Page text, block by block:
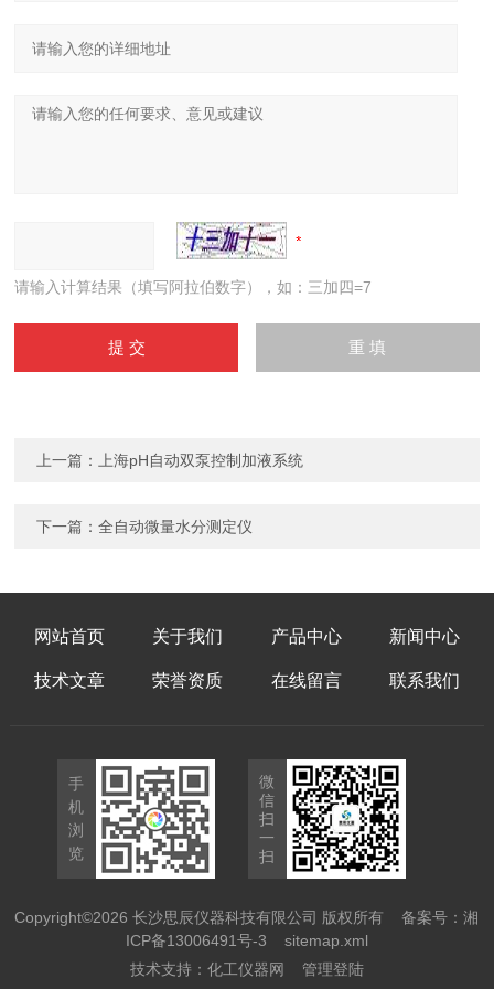
请输入计算结果（填写阿拉伯数字），如：三加四=7
上一篇： 上海pH自动双泵控制加液系统
下一篇：全自动微量水分测定仪
网站首页 关于我们 产品中心 新闻中心
技术文章 荣誉资质 在线留言 联系我们
手
机
浏
览
微
信
扫
一
扫
Copyright©2026 长沙思辰仪器科技有限公司 版权所有备案号：湘
ICP备13006491号-3
sitemap.xml
技术支持： 化工仪器网 管理登陆